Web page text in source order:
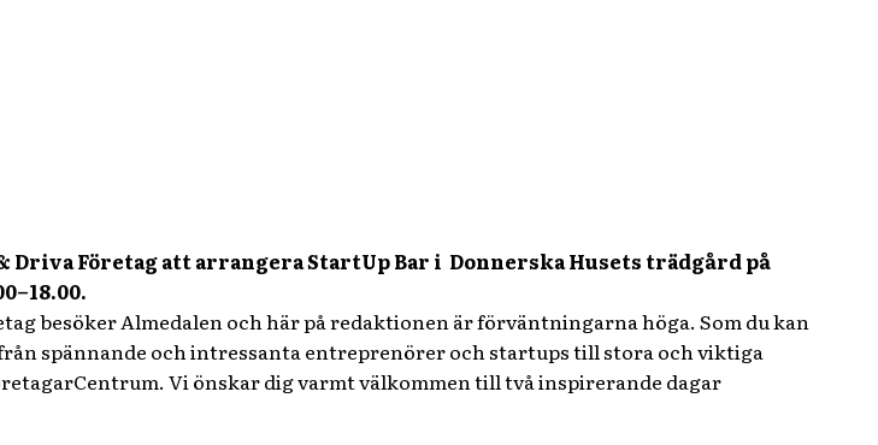
Driva Företag att arrangera StartUp Bar i Donnerska Husets trädgård på
besöker Almedalen och här på redaktionen är förväntningarna höga. Som du kan
spännande och intressanta entreprenörer och startups till stora och viktiga
Vi önskar dig varmt välkommen till två inspirerande dagar